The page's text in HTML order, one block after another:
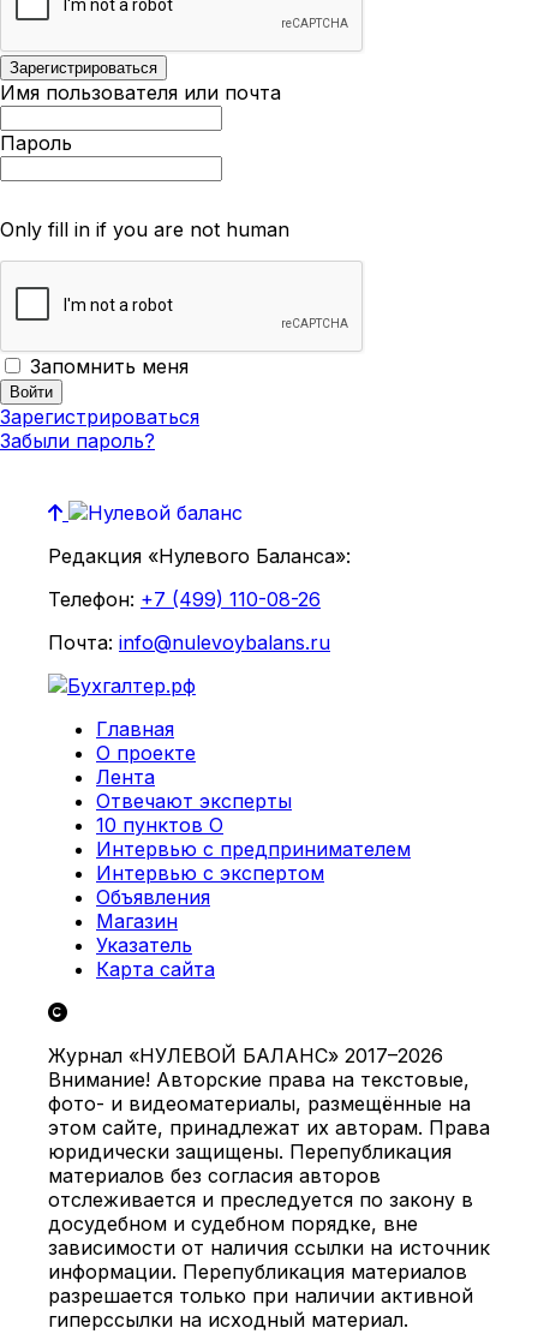
Имя пользователя или почта
Пароль
Only fill in if you are not human
Запомнить меня
Зарегистрироваться
Забыли пароль?
Редакция «Нулевого Баланса»:
Телефон: +7 (499) 110-08-26
Почта: info@nulevoybalans.ru
Главная
О проекте
Лента
Отвечают эксперты
10 пунктов О
Интервью с предпринимателем
Интервью с экспертом
Объявления
Магазин
Указатель
Карта сайта
Журнал «НУЛЕВОЙ БАЛАНС» 2017–2026
Внимание! Авторские права на текстовые,
фото- и видеоматериалы, размещённые на
этом сайте, принадлежат их авторам. Права
юридически защищены. Перепубликация
материалов без согласия авторов
отслеживается и преследуется по закону в
досудебном и судебном порядке, вне
зависимости от наличия ссылки на источник
информации. Перепубликация материалов
разрешается только при наличии активной
гиперссылки на исходный материал.